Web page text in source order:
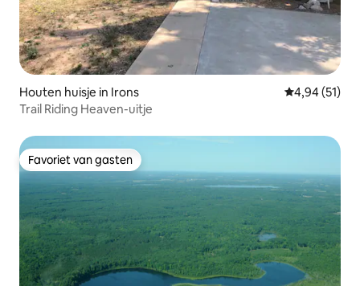
Houten huisje in Irons Gemiddelde
4,94 (51)
Trail Riding Heaven-uitje
Favoriet van gasten
Favoriet van gasten